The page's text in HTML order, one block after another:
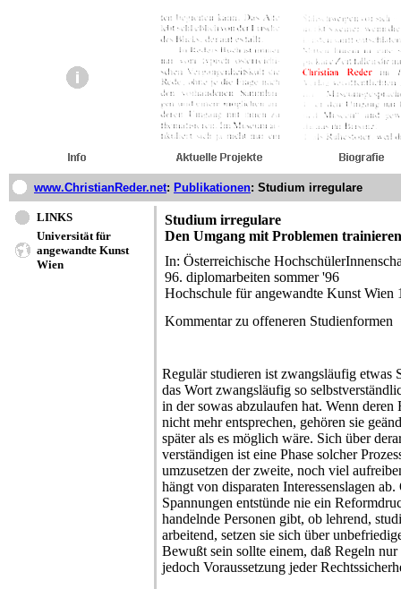
www.ChristianReder.net: Publikationen: Studium irregulare
LINKS
Universität für
angewandte Kunst
Wien
Studium irregulare
Den Umgang mit Problemen trainieren
In: Österreichische
96. diplomarbeiten sommer '96
Hochschule für angewandte Kunst Wien
Kommentar zu offeneren Studienformen
Regulär studieren ist zwangsläufig etwas
das Wort zwangsläufig so
in der sowas abzulaufen hat. Wenn deren
nicht mehr entsprechen, gehören sie
später als es möglich wäre. Sich über
verständigen ist eine Phase solcher
umzusetzen der zweite, noch viel
hängt von disparaten Interessenslagen
Spannungen entstünde nie ein
handelnde Personen gibt, ob lehrend,
arbeitend, setzen sie sich über
Bewußt sein sollte einem, daß Regeln
jedoch Voraussetzung jeder